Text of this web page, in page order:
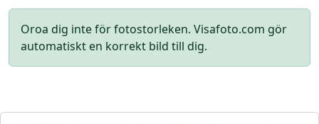
Oroa dig inte för fotostorleken. Visafoto.com gör
automatiskt en korrekt bild till dig.